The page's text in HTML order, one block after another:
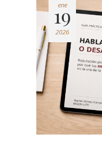
ene
19
2026